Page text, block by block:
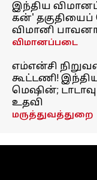
இந்திய
கன்'
விமானி
விமானப்படை
எம்என்சி
கூட்டணி!
மெஷின்;
உதவி
மருத்துவத்துறை